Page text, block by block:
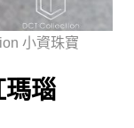
小資珠寶
瑪瑙